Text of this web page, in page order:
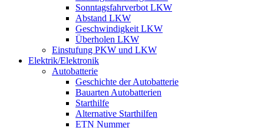
Sonntagsfahrverbot LKW
Abstand LKW
Geschwindigkeit LKW
Überholen LKW
Einstufung PKW und LKW
Elektrik/Elektronik
Autobatterie
Geschichte der Autobatterie
Bauarten Autobatterien
Starthilfe
Alternative Starthilfen
ETN Nummer